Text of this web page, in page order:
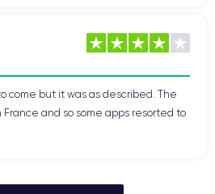
come but it was as described. The
France and so some apps resorted to